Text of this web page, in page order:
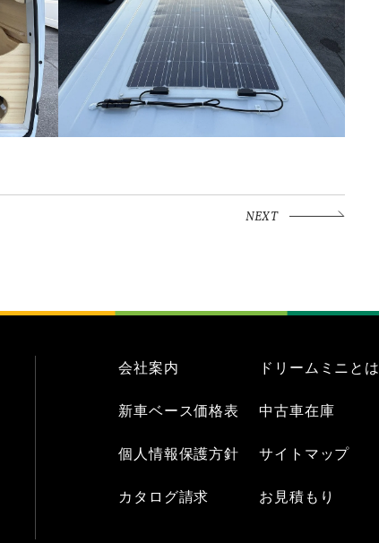
NEXT
会社案内 ドリームミニとは
新車ベース価格表 中古車在庫
個人情報保護方針 サイトマップ
カタログ請求 お見積もり